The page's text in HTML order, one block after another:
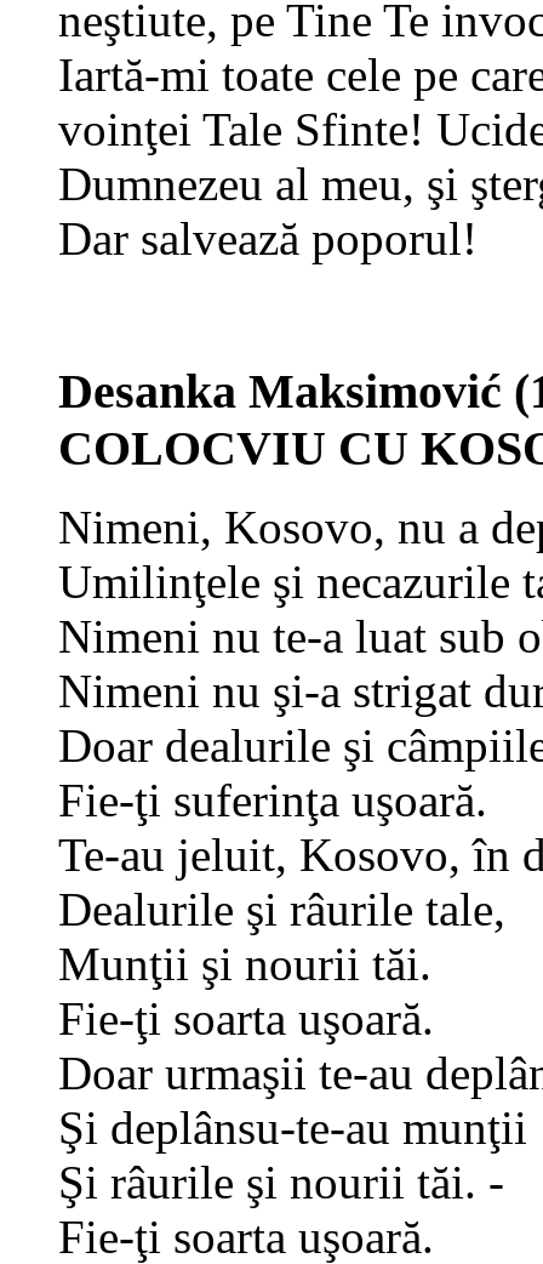
neştiute, pe Tine Te
Iartă-mi toate cele pe
voinţei Tale Sfinte!
Dumnezeu al meu, şi
Dar salvează poporul!
Desanka Maksimović
COLOCVIU CU
Nimeni, Kosovo, nu a
Umilinţele şi necazurile
Nimeni nu te-a luat sub
Nimeni nu şi-a strigat
Doar dealurile şi
Fie-ţi suferinţa uşoară.
Te-au jeluit, Kosovo, în
Dealurile şi râurile tale,
Munţii şi nourii tăi.
Fie-ţi soarta uşoară.
Doar urmaşii te-au
Şi deplânsu-te-au munţii
Şi râurile şi nourii tăi. -
Fie-ţi soarta uşoară.